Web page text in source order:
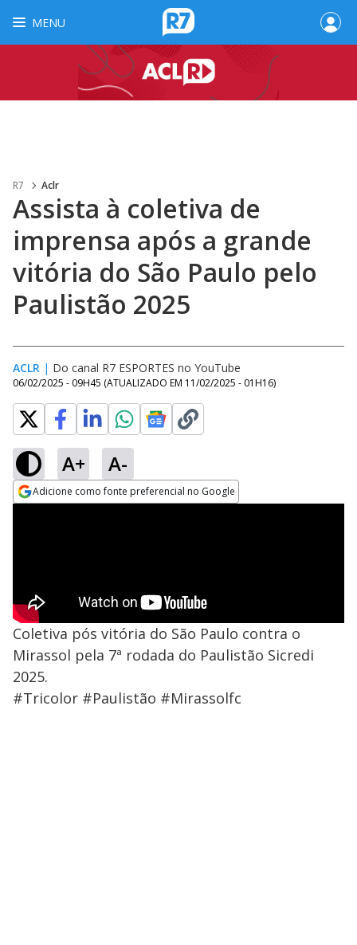
MENU
R7 Aclr
Assista à coletiva de
imprensa após a grande
vitória do São Paulo pelo
Paulistão 2025
ACLR | Do canal R7 ESPORTES no YouTube
06/02/2025 - 09H45 (ATUALIZADO EM 11/02/2025 - 01H16)
A+ A-
Adicione como fonte preferencial no Google
Coletiva pós vitória do São Paulo contra o
Mirassol pela 7ª rodada do Paulistão Sicredi
2025.
#Tricolor #Paulistão #Mirassolfc